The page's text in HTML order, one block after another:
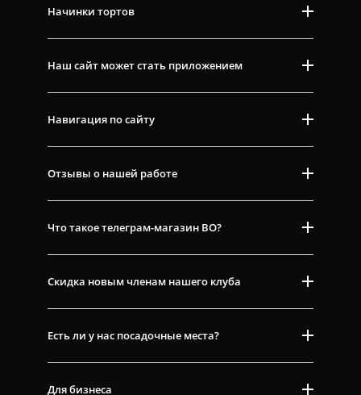
Начинки тортов
Наш сайт может стать приложением
Навигация по сайту
Отзывы о нашей работе
Что такое телеграм-магазин ВО?
Скидка новым членам нашего клуба
Есть ли у нас посадочные места?
Для бизнеса